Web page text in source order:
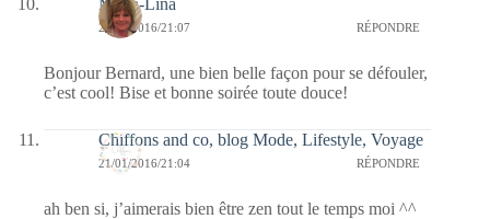
Maria-Lina
21/01/2016/21:07 RÉPONDRE
Bonjour Bernard, une bien belle façon pour se défouler,
c’est cool! Bise et bonne soirée toute douce!
Chiffons and co, blog Mode, Lifestyle, Voyage
21/01/2016/21:04 RÉPONDRE
ah ben si, j’aimerais bien être zen tout le temps moi ^^